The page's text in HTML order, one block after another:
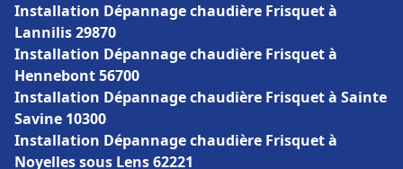
Installation Dépannage chaudière Frisquet à
Lannilis 29870
Installation Dépannage chaudière Frisquet à
Hennebont 56700
Installation Dépannage chaudière Frisquet à Sainte
Savine 10300
Installation Dépannage chaudière Frisquet à
Noyelles sous Lens 62221